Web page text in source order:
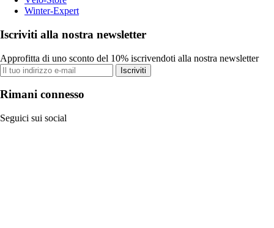
Winter-Expert
Iscriviti alla nostra newsletter
Approfitta di uno sconto del 10% iscrivendoti alla nostra newsletter
Iscriviti
Rimani connesso
Seguici sui social